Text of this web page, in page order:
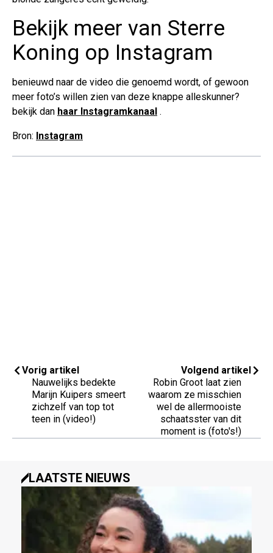
Bekijk meer van Sterre
Koning op Instagram
benieuwd naar de video die genoemd wordt, of gewoon
meer foto’s willen zien van deze knappe alleskunner?
bekijk dan haar Instagramkanaal .
Bron: Instagram
Vorig artikel
Nauwelijks bedekte
Marijn Kuipers smeert
zichzelf van top tot
teen in (video!)
Volgend artikel
Robin Groot laat zien
waarom ze misschien
wel de allermooiste
schaatsster van dit
moment is (foto's!)
LAATSTE NIEUWS